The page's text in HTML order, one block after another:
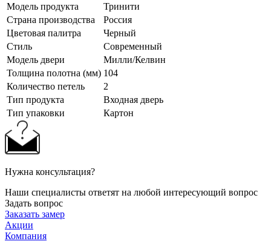
Модель продукта
Тринити
Страна производства
Россия
Цветовая палитра
Черный
Стиль
Современный
Модель двери
Милли/Келвин
Толщина полотна (мм) 104
Количество петель
2
Тип продукта
Входная дверь
Тип упаковки
Картон
Нужна консультация?
Наши специалисты ответят на любой интересующий вопрос
Задать вопрос
Заказать замер
Акции
Компания